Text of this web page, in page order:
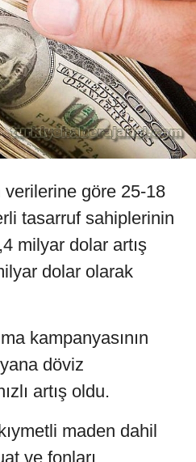
verilerine göre 25-18
tasarruf sahiplerinin
milyar dolar artış
dolar olarak
kampanyasının
döviz
artış oldu.
maden dahil
ve fonları